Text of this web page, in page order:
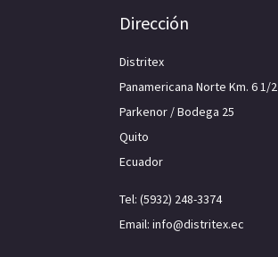
Dirección
Distritex
Panamericana Norte Km. 6 1/2
Parkenor / Bodega 25
Quito
Ecuador
Tel: (5932) 248-3374
Email: info@distritex.ec